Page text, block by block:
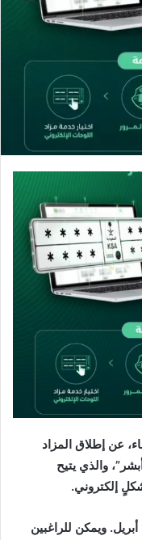
عن إطلاق المزاد
والذي يتيح
إلكتروني.
ويستمر المزاد حتى يوم غدٍ الخميس 23 أبريل. ويمكن للراغبين